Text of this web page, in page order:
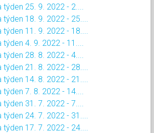
25. 9. 2022 - 2....
18. 9. 2022 - 25....
11. 9. 2022 - 18....
4. 9. 2022 - 11....
28. 8. 2022 - 4....
21. 8. 2022 - 28....
14. 8. 2022 - 21....
7. 8. 2022 - 14....
31. 7. 2022 - 7....
24. 7. 2022 - 31....
17. 7. 2022 - 24....